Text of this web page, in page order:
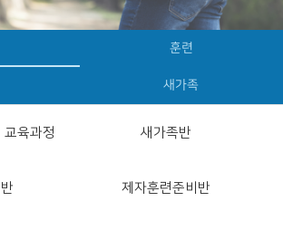
훈련
새가족
육과정 새가족반
제자훈련준비반